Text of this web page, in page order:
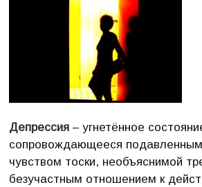
Депрессия – угнетённое
сопровождающееся
чувством тоски, необъяснимой
безучастным отношением к